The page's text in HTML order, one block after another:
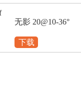
无影 20@10-36°
下载